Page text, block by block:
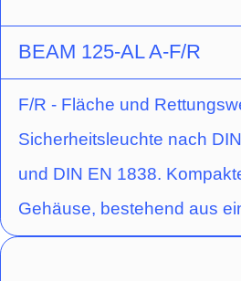
Beton-Einbaugehäuse
Datenblatt).
Senkung der
Einzelbatterievariante der
System werkzeuglos
vormontiert, die Optik für
Fluchtwegausleuchtung
BEAM 125-AL A-F/R
F/R - Fläche und
Sicherheitsleuchte nach
und DIN EN 1838.
Gehäuse, bestehend aus
Druckguss-Unterteil und